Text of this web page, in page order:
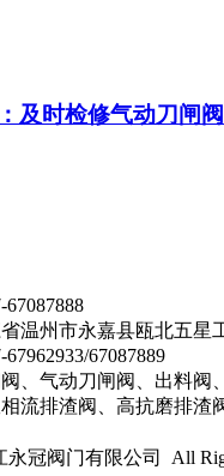
及时检修气动刀闸
67087888
温州市永嘉县瓯北五星
67087889
、气动刀闸阀、出料阀
流排渣阀、高抗磨排渣
永冠阀门有限公司 All